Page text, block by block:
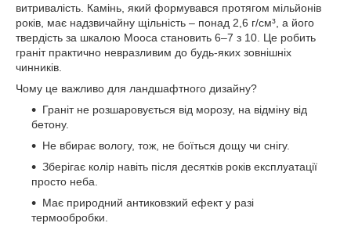
витривалість. Камінь, який формувався протягом мільйонів
років, має надзвичайну щільність – понад 2,6 г/см³, а його
твердість за шкалою Мооса становить 6–7 з 10. Це робить
граніт практично невразливим до будь-яких зовнішніх
чинників.
Чому це важливо для ландшафтного дизайну?
Граніт не розшаровується від морозу, на відміну від
бетону.
Не вбирає вологу, тож, не боїться дощу чи снігу.
Зберігає колір навіть після десятків років експлуатації
просто неба.
Має природний антиковзкий ефект у разі
термообробки.